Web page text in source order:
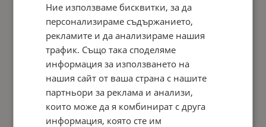
Ние използваме бисквитки, за да
персонализираме съдържанието,
рекламите и да анализираме нашия
трафик. Също така споделяме
информация за използването на
нашия сайт от ваша страна с нашите
партньори за реклама и анализи,
които може да я комбинират с друга
информация, която сте им